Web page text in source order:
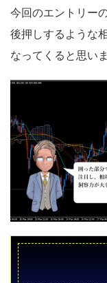
今回のエントリー
後押しするような
なってくると思いま